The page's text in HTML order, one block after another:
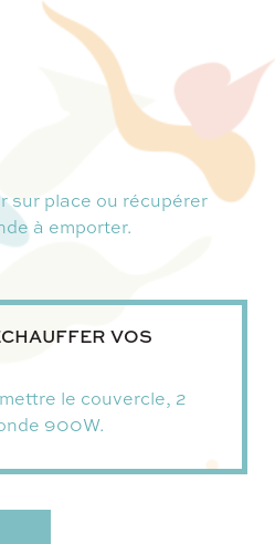
sur place ou récupérer
à emporter.
VOS
le couvercle, 2
900W.